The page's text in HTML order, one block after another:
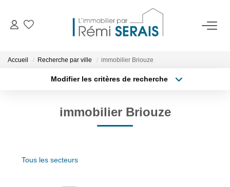
LOUER
VENDRE
Accueil Recherche par ville immobilier Briouze
Modifier les critères de recherche
immobilier Briouze
Tous les secteurs